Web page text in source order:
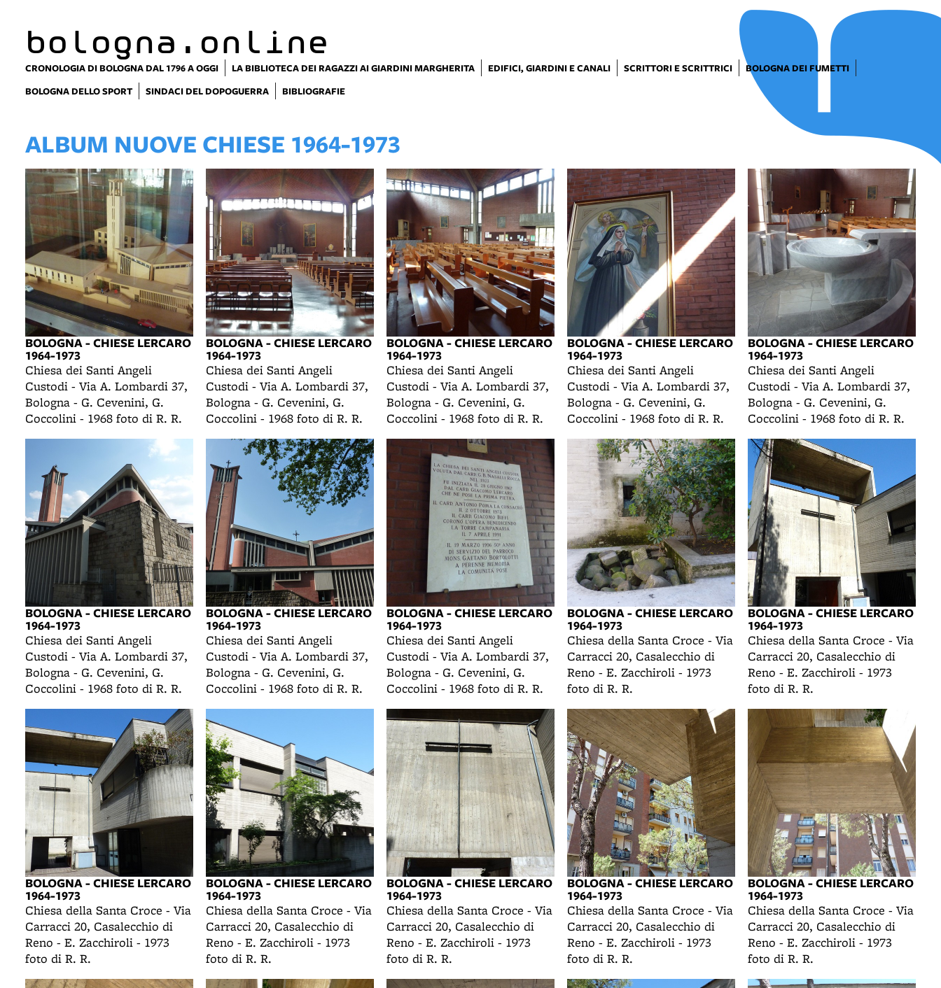
bologna.online
CRONOLOGIA DI BOLOGNA DAL 1796 A OGGI LA BIBLIOTECA DEI RAGAZZI AI GIARDINI MARGHERITA EDIFICI, GIARDINI E CANALI SCRITTORI E SCRITTRICI
BOLOGNA DEI FUMETTI
BOLOGNA DELLO SPORT
SINDACI DEL DOPOGUERRA BIBLIOGRAFIE
ALBUM NUOVE CHIESE 1964-1973
BOLOGNA - CHIESE LERCARO
1964-1973
Chiesa dei Santi Angeli
Custodi - Via A. Lombardi 37,
Bologna - G. Cevenini, G.
Coccolini - 1968 foto di R. R.
BOLOGNA - CHIESE LERCARO
1964-1973
Chiesa dei Santi Angeli
Custodi - Via A. Lombardi 37,
Bologna - G. Cevenini, G.
Coccolini - 1968 foto di R. R.
BOLOGNA - CHIESE LERCARO
1964-1973
Chiesa dei Santi Angeli
Custodi - Via A. Lombardi 37,
Bologna - G. Cevenini, G.
Coccolini - 1968 foto di R. R.
BOLOGNA - CHIESE LERCARO
1964-1973
Chiesa dei Santi Angeli
Custodi - Via A. Lombardi 37,
Bologna - G. Cevenini, G.
Coccolini - 1968 foto di R. R.
BOLOGNA - CHIESE LERCARO
1964-1973
Chiesa dei Santi Angeli
Custodi - Via A. Lombardi 37,
Bologna - G. Cevenini, G.
Coccolini - 1968 foto di R. R.
BOLOGNA - CHIESE LERCARO
1964-1973
Chiesa dei Santi Angeli
Custodi - Via A. Lombardi 37,
Bologna - G. Cevenini, G.
Coccolini - 1968 foto di R. R.
BOLOGNA - CHIESE LERCARO
1964-1973
Chiesa dei Santi Angeli
Custodi - Via A. Lombardi 37,
Bologna - G. Cevenini, G.
Coccolini - 1968 foto di R. R.
BOLOGNA - CHIESE LERCARO
1964-1973
Chiesa dei Santi Angeli
Custodi - Via A. Lombardi 37,
Bologna - G. Cevenini, G.
Coccolini - 1968 foto di R. R.
BOLOGNA - CHIESE LERCARO
1964-1973
Chiesa della Santa Croce - Via
Carracci 20, Casalecchio di
Reno - E. Zacchiroli - 1973
foto di R. R.
BOLOGNA - CHIESE LERCARO
1964-1973
Chiesa della Santa Croce - Via
Carracci 20, Casalecchio di
Reno - E. Zacchiroli - 1973
foto di R. R.
BOLOGNA - CHIESE LERCARO
1964-1973
Chiesa della Santa Croce - Via
Carracci 20, Casalecchio di
Reno - E. Zacchiroli - 1973
foto di R. R.
BOLOGNA - CHIESE LERCARO
1964-1973
Chiesa della Santa Croce - Via
Carracci 20, Casalecchio di
Reno - E. Zacchiroli - 1973
foto di R. R.
BOLOGNA - CHIESE LERCARO
1964-1973
Chiesa della Santa Croce - Via
Carracci 20, Casalecchio di
Reno - E. Zacchiroli - 1973
foto di R. R.
BOLOGNA - CHIESE LERCARO
1964-1973
Chiesa della Santa Croce - Via
Carracci 20, Casalecchio di
Reno - E. Zacchiroli - 1973
foto di R. R.
BOLOGNA - CHIESE LERCARO
1964-1973
Chiesa della Santa Croce - Via
Carracci 20, Casalecchio di
Reno - E. Zacchiroli - 1973
foto di R. R.